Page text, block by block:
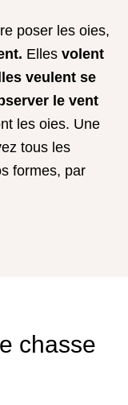
poser les oies,
Elles volent
veulent se
le vent
les oies. Une
tous les
formes, par
chasse